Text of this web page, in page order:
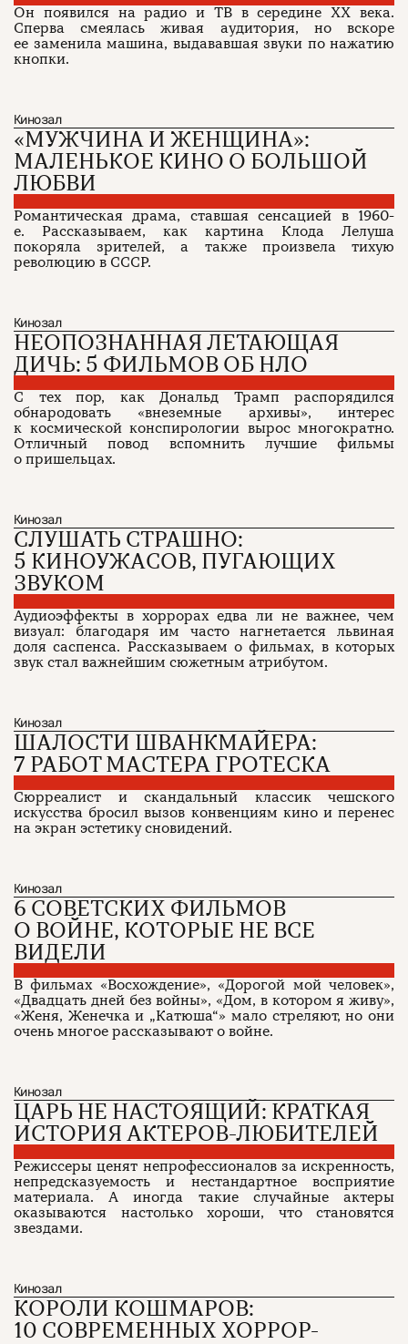
Он появился на радио и ТВ в середине XX века.
Сперва смеялась живая аудитория, но вскоре
ее заменила машина, выдававшая звуки по нажатию
кнопки.
Кинозал
«МУЖЧИНА И ЖЕНЩИНА»:
МАЛЕНЬКОЕ КИНО О БОЛЬШОЙ
ЛЮБВИ
Романтическая драма, ставшая сенсацией в 1960-
е. Рассказываем, как картина Клода Лелуша
покоряла зрителей, а также произвела тихую
революцию в СССР.
Кинозал
НЕОПОЗНАННАЯ ЛЕТАЮЩАЯ
ДИЧЬ: 5 ФИЛЬМОВ ОБ НЛО
С тех пор, как Дональд Трамп распорядился
обнародовать «внеземные архивы», интерес
к космической конспирологии вырос многократно.
Отличный повод вспомнить лучшие фильмы
о пришельцах.
Кинозал
СЛУШАТЬ СТРАШНО:
5 КИНОУЖАСОВ, ПУГАЮЩИХ
ЗВУКОМ
Аудиоэффекты в хоррорах едва ли не важнее, чем
визуал: благодаря им часто нагнетается львиная
доля саспенса. Рассказываем о фильмах, в которых
звук стал важнейшим сюжетным атрибутом.
Кинозал
ШАЛОСТИ ШВАНКМАЙЕРА:
7 РАБОТ МАСТЕРА ГРОТЕСКА
Сюрреалист и скандальный классик чешского
искусства бросил вызов конвенциям кино и перенес
на экран эстетику сновидений.
Кинозал
6 СОВЕТСКИХ ФИЛЬМОВ
О ВОЙНЕ, КОТОРЫЕ НЕ ВСЕ
ВИДЕЛИ
В фильмах «Восхождение», «Дорогой мой человек»,
«Двадцать дней без войны», «Дом, в котором я живу»,
«Женя, Женечка и „Катюша“» мало стреляют, но они
очень многое рассказывают о войне.
Кинозал
ЦАРЬ НЕ НАСТОЯЩИЙ: КРАТКАЯ
ИСТОРИЯ АКТЕРОВ-ЛЮБИТЕЛЕЙ
Режиссеры ценят непрофессионалов за искренность,
непредсказуемость и нестандартное восприятие
материала. А иногда такие случайные актеры
оказываются настолько хороши, что становятся
звездами.
Кинозал
КОРОЛИ КОШМАРОВ:
10 СОВРЕМЕННЫХ ХОРРОР-